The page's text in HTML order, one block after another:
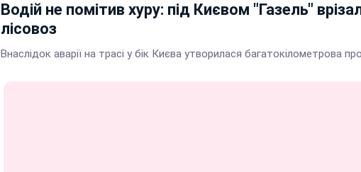
Водій не помітив хуру: під Києвом "Газель"
лісовоз
Внаслідок аварії на трасі у бік Києва утворилася багатокілометрова